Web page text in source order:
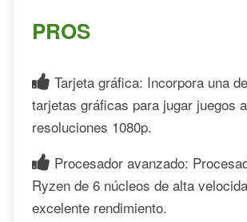
PROS
Tarjeta gráfica: Incorpora una
tarjetas gráficas para jugar juegos a
resoluciones 1080p.
Procesador avanzado:
Ryzen de 6 núcleos de alta
excelente rendimiento.